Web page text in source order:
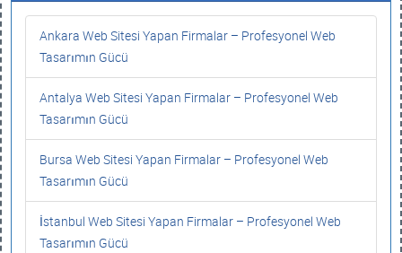
Ankara Web Sitesi Yapan Firmalar – Profesyonel Web
Tasarımın Gücü
Antalya Web Sitesi Yapan Firmalar – Profesyonel Web
Tasarımın Gücü
Bursa Web Sitesi Yapan Firmalar – Profesyonel Web
Tasarımın Gücü
İstanbul Web Sitesi Yapan Firmalar – Profesyonel Web
Tasarımın Gücü